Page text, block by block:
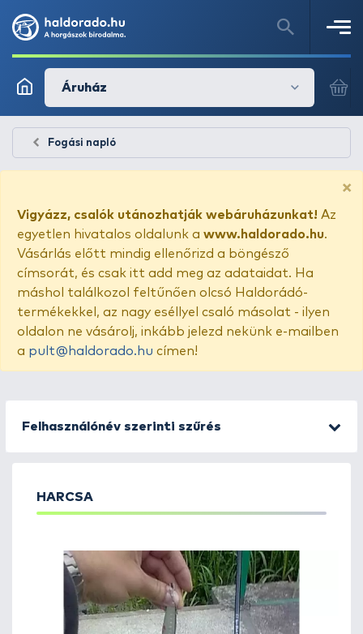
Áruház
Fogási napló
×
Vigyázz, csalók utánozhatják webáruházunkat! Az
egyetlen hivatalos oldalunk a www.haldorado.hu.
Vásárlás előtt mindig ellenőrizd a böngésző
címsorát, és csak itt add meg az adataidat. Ha
máshol találkozol feltűnően olcsó Haldorádó-
termékekkel, az nagy eséllyel csaló másolat - ilyen
oldalon ne vásárolj, inkább jelezd nekünk e-mailben
a pult@haldorado.hu címen!
Felhasználónév szerinti szűrés
HARCSA